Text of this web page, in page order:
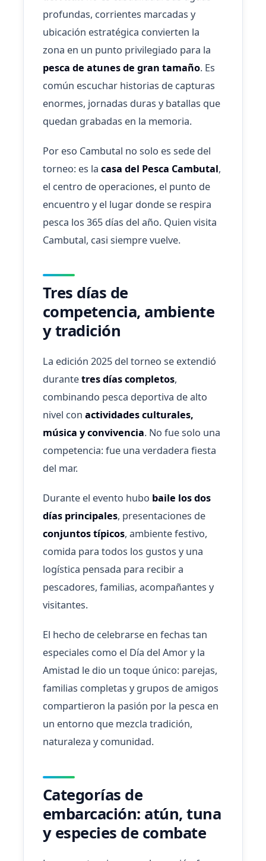
profundas, corrientes marcadas y
ubicación estratégica convierten la
zona en un punto privilegiado para la
pesca de atunes de gran tamaño. Es
común escuchar historias de capturas
enormes, jornadas duras y batallas que
quedan grabadas en la memoria.
Por eso Cambutal no solo es sede del
torneo: es la casa del Pesca Cambutal,
el centro de operaciones, el punto de
encuentro y el lugar donde se respira
pesca los 365 días del año. Quien visita
Cambutal, casi siempre vuelve.
Tres días de
competencia, ambiente
y tradición
La edición 2025 del torneo se extendió
durantetres días completos,
combinando pesca deportiva de alto
nivel con actividades culturales,
música y convivencia. No fue solo una
competencia: fue una verdadera fiesta
del mar.
Durante el evento hubo baile los dos
días principales, presentaciones de
conjuntos típicos, ambiente festivo,
comida para todos los gustos y una
logística pensada para recibir a
pescadores, familias, acompañantes y
visitantes.
El hecho de celebrarse en fechas tan
especiales como el Día del Amor y la
Amistad le dio un toque único: parejas,
familias completas y grupos de amigos
compartieron la pasión por la pesca en
un entorno que mezcla tradición,
naturaleza y comunidad.
Categorías de
embarcación: atún, tuna
y especies de combate